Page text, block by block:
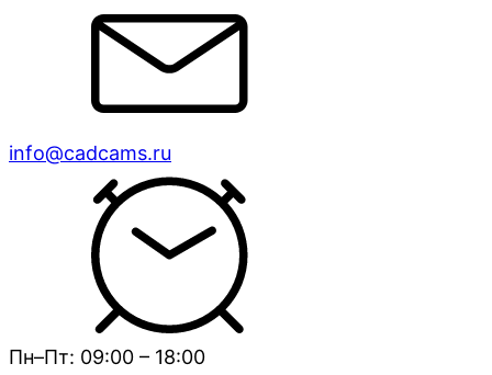
info@cadcams.ru
Пн–Пт: 09:00 – 18:00